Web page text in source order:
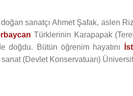
sanatçı Ahmet Şafak, aslen
Türklerinin Karapapak
doğdu. Bütün öğrenim hayatını
(Devlet Konservatuarı)